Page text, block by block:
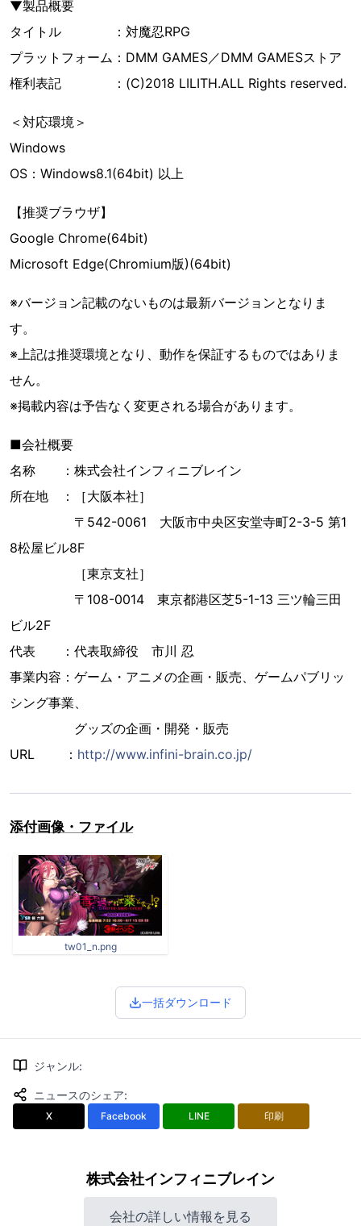
▼製品概要
タイトル ：対魔忍RPG
プラットフォーム：DMM GAMES／DMM GAMESストア
権利表記 ：(C)2018 LILITH.ALL Rights reserved.
＜対応環境＞
Windows
OS：Windows8.1(64bit) 以上
【推奨ブラウザ】
Google Chrome(64bit)
Microsoft Edge(Chromium版)(64bit)
※バージョン記載のないものは最新バージョンとなりま
す。
※上記は推奨環境となり、動作を保証するものではありま
せん。
※掲載内容は予告なく変更される場合があります。
■会社概要
名称 ：株式会社インフィニブレイン
所在地 ：［大阪本社］
〒542-0061 大阪市中央区安堂寺町2-3-5 第1
8松屋ビル8F
［東京支社］
〒108-0014 東京都港区芝5-1-13 三ツ輪三田
ビル2F
代表 ：代表取締役 市川 忍
事業内容：ゲーム・アニメの企画・販売、ゲームパブリッ
シング事業、
グッズの企画・開発・販売
URL ： http://www.infini-brain.co.jp/
添付画像・ファイル
tw01_n.png
一括ダウンロード
ジャンル:
ニュースのシェア:
X Facebook LINE 印刷
株式会社インフィニブレイン
会社の詳しい情報を見る